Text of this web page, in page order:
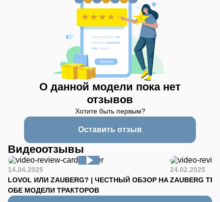
О данной модели пока нет
отзывов
Хотите быть первым?
Оставить отзыв
Видеоотзывы
14.04.2025
LOVOL ИЛИ ZAUBERG? | ЧЕСТНЫЙ ОБЗОР НА
ОБЕ МОДЕЛИ ТРАКТОРОВ
24.02.2025
ZAUBERG